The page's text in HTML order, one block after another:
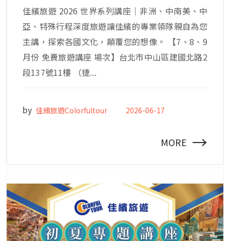
佳繽旅遊 2026 世界系列講座｜非洲、中南美、中
亞、特殊行程深度旅遊讓佳繽的專業領隊親自為您
主講，探索各國文化，顛覆您的想像。 【7、8、9
月份 免費旅遊講座 場次】台北市中山區建國北路2
段137號11樓 （捷...
by 佳繽旅遊Colorfultour 2026-06-17
MORE →